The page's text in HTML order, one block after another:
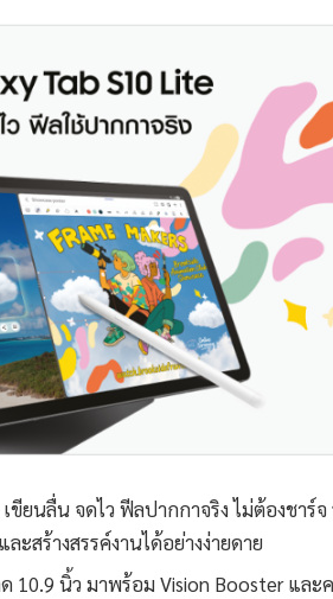
ยนลื่น จดไว ฟีลปากกาจริง ไม่ต้องชาร์จ
สร้างสรรค์งานได้อย่างง่ายดาย
10.9 นิ้ว มาพร้อม Vision Booster และค